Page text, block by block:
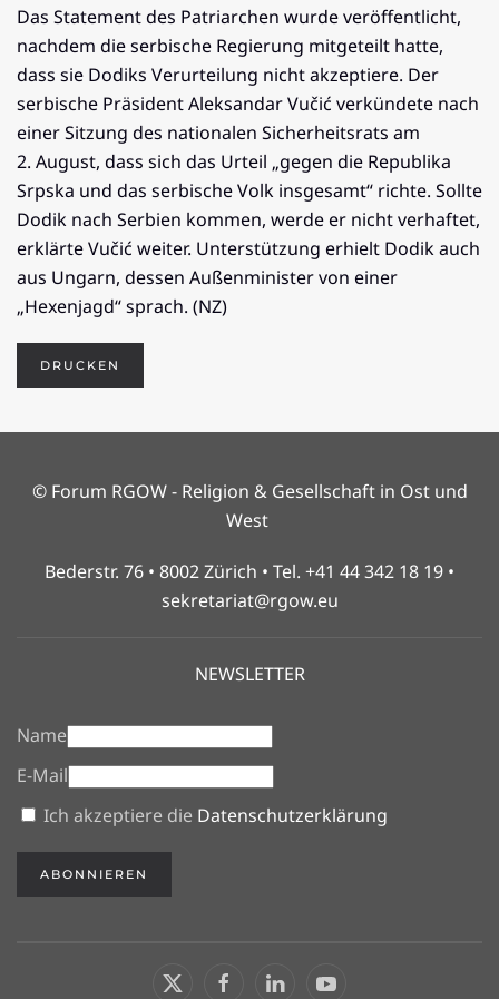
Das Statement des Patriarchen wurde veröffentlicht,
nachdem die serbische Regierung mitgeteilt hatte,
dass sie Dodiks Verurteilung nicht akzeptiere. Der
serbische Präsident Aleksandar Vučić verkündete nach
einer Sitzung des nationalen Sicherheitsrats am
2. August, dass sich das Urteil „gegen die Republika
Srpska und das serbische Volk insgesamt“ richte. Sollte
Dodik nach Serbien kommen, werde er nicht verhaftet,
erklärte Vučić weiter. Unterstützung erhielt Dodik auch
aus Ungarn, dessen Außenminister von einer
„Hexenjagd“ sprach. (NZ)
DRUCKEN
© Forum RGOW - Religion & Gesellschaft in Ost und
West
Bederstr. 76 • 8002 Zürich • Tel. +41 44 342 18 19 •
sekretariat@rgow.eu
NEWSLETTER
Name
E-Mail
Ich akzeptiere die Datenschutzerklärung
ABONNIEREN